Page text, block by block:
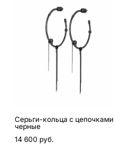
Серьги-кольца с цепочками
черные
14 600 pуб.